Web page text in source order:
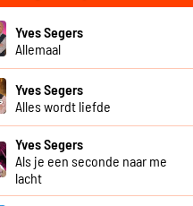
Yves Segers
Allemaal
Yves Segers
Alles wordt liefde
Yves Segers
Als je een seconde naar me
lacht